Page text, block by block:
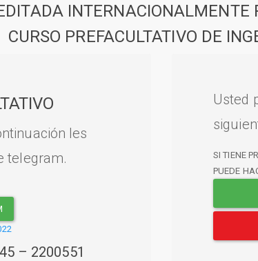
INTERNACIONALMENTE
CURSO PREFACULTATIVO DE
les
telegram.
– 2200551
Usted
SI TIENE
PUEDE